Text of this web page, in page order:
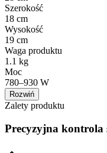
Szerokość
18 cm
Wysokość
19 cm
Waga produktu
1.1 kg
Moc
780–930 W
Rozwiń
Zalety produktu
Precyzyjna kontrola